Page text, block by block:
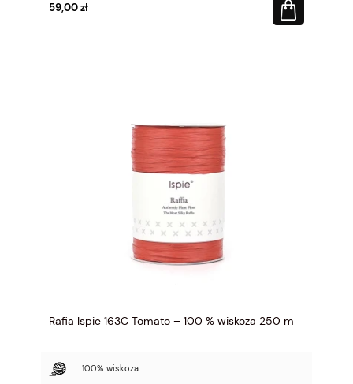
59,00 zł
Rafia Ispie 163C Tomato – 100 % wiskoza 250 m
100% wiskoza